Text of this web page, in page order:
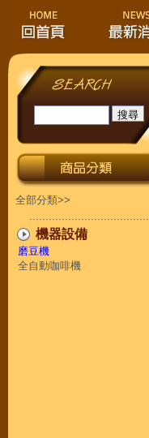
全部分類>>
.....................................
機器設備
磨豆機
全自動咖啡機